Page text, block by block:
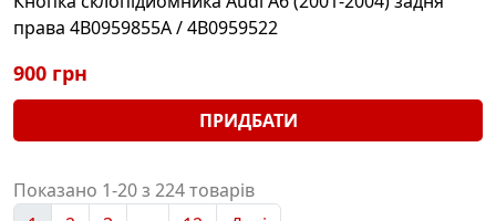
права 4B0959855A / 4B0959522
900 грн
ПРИДБАТИ
Показано 1-20 з 224 товарів